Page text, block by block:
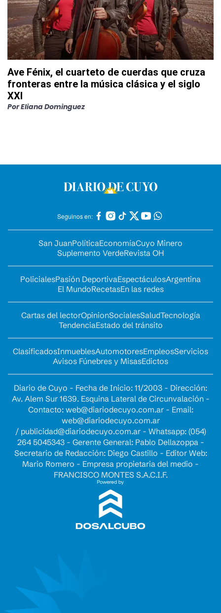
Ave Fénix, el cuarteto de cuerdas que cruza
fronteras entre la música clásica y el siglo
XXI
PorEliana Dominguez
Seguinos en:
San JuanPolíticaEconomíaCuyo Minero
Suplemento VerdeRevista OH
PolicialesPasión DeportivaEspectáculosArgentina
El MundoRecetasEn las redes
Cartas del lectorOpinionSocialesSaludTecnología
TendenciaEstado del tránsito
ClasificadosInmueblesAutomotoresEmpleosServicios
Avisos Fúnebres y MisasEdictos
Diario de Cuyo - Fecha de Inicio: 11/2003 - Dirección:
Av. Alem Sur 1639. Esquina Lateral de Circunvalación -
Contacto: web@diariodecuyo.com.ar- Email:
web@diariodecuyo.com.ar
/ publicidad@diariodecuyo.com.ar- Whatsapp: (054)
264 5045343 - Gerente General: Pablo Dellazoppa -
Secretario de Redacción: Diego Castillo - Editor Web:
Mario Romero - Empresa propietaria del medio -
FRANCISCO MONTES S.A.C.I.F.